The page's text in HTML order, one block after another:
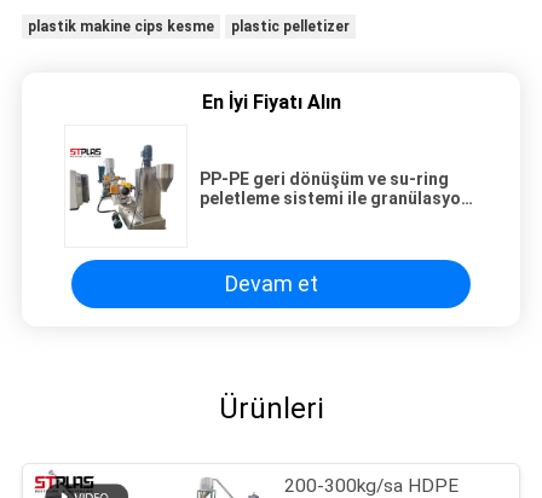
plastik makine cips kesme plastic pelletizer
En İyi Fiyatı Alın
PP-PE geri dönüşüm ve su-ring
peletleme sistemi ile granülasyon
Devam et
Ürünleri
200-300kg/sa HDPE